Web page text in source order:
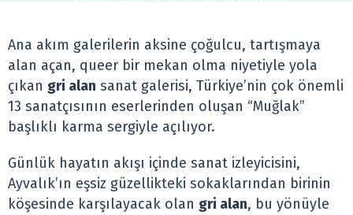
Ana akım galerilerin aksine çoğulcu, tartışmaya
alan açan, queer bir mekan olma niyetiyle yola
çıkan gri alan sanat galerisi, Türkiye’nin çok önemli
13 sanatçısının eserlerinden oluşan “Muğlak”
başlıklı karma sergiyle açılıyor.
Günlük hayatın akışı içinde sanat izleyicisini,
Ayvalık’ın eşsiz güzellikteki sokaklarından birinin
köşesinde karşılayacak olan gri alan, bu yönüyle